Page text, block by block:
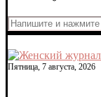
Пятница, 7 августа, 2026